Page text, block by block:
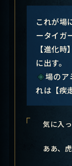
これが場
ータイガ
【進化
に出す。
場のア
れは【疾
気に入
ああ、